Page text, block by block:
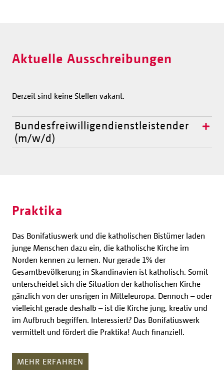
Aktuelle Ausschreibungen
Derzeit sind keine Stellen vakant.
Bundesfreiwilligendienstleistender
(m/w/d)
Praktika
Das Bonifatiuswerk und die katholischen Bistümer laden
junge Menschen dazu ein, die katholische Kirche im
Norden kennen zu lernen. Nur gerade 1% der
Gesamtbevölkerung in Skandinavien ist katholisch. Somit
unterscheidet sich die Situation der katholischen Kirche
gänzlich von der unsrigen in Mitteleuropa. Dennoch – oder
vielleicht gerade deshalb – ist die Kirche jung, kreativ und
im Aufbruch begriffen. Interessiert? Das Bonifatiuswerk
vermittelt und fördert die Praktika! Auch finanziell.
MEHR ERFAHREN